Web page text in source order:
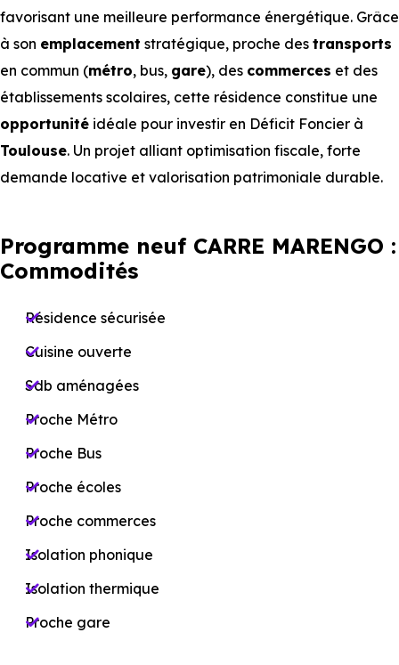
favorisant une meilleure performance énergétique. Grâce
à son emplacement stratégique, proche des transports
en commun (métro, bus, gare), des commerces et des
établissements scolaires, cette résidence constitue une
opportunité idéale pour investir en Déficit Foncier à
Toulouse. Un projet alliant optimisation fiscale, forte
demande locative et valorisation patrimoniale durable.
Programme neuf CARRE MARENGO :
Commodités
Résidence sécurisée
Cuisine ouverte
Sdb aménagées
Proche Métro
Proche Bus
Proche écoles
Proche commerces
Isolation phonique
Isolation thermique
Proche gare